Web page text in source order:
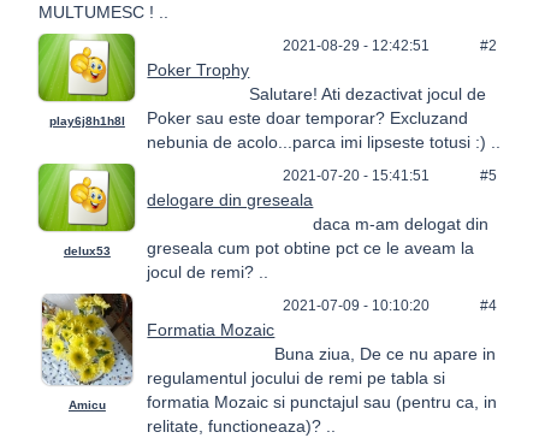
MULTUMESC ! ..
play6j8h1h8l
#2
2021-08-29 - 12:42:51
Poker Trophy
Salutare! Ati dezactivat jocul de
Poker sau este doar temporar? Excluzand
nebunia de acolo...parca imi lipseste totusi :) ..
delux53
#5
2021-07-20 - 15:41:51
delogare din greseala
daca m-am delogat din
greseala cum pot obtine pct ce le aveam la
jocul de remi? ..
Amicu
#4
2021-07-09 - 10:10:20
Formatia Mozaic
Buna ziua, De ce nu apare in
regulamentul jocului de remi pe tabla si
formatia Mozaic si punctajul sau (pentru ca, in
relitate, functioneaza)? ..